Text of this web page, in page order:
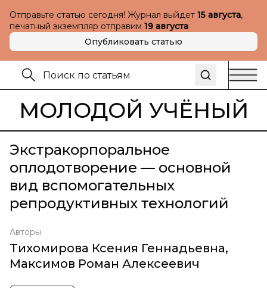
Отправьте статью сегодня! Журнал выйдет 15 августа,
печатный экземпляр отправим 19 августа
Опубликовать статью
МОЛОДОЙ УЧЁНЫЙ
Экстракорпоральное
оплодотворение — основной
вид вспомогательных
репродуктивных технологий
Авторы
Тихомирова Ксения Геннадьевна,
Максимов Роман Алексеевич